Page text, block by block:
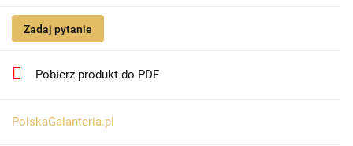
Zadaj pytanie
Pobierz produkt do PDF
PolskaGalanteria.pl